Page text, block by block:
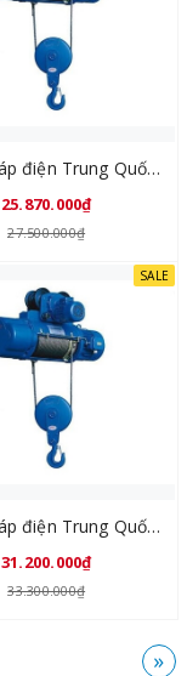
Pa lăng cáp điện Trung Quốc CD1 5Tx9M
25.870.000₫
27.500.000₫
SALE
Pa lăng cáp điện Trung Quốc CD1 5Tx18M
31.200.000₫
33.300.000₫
»